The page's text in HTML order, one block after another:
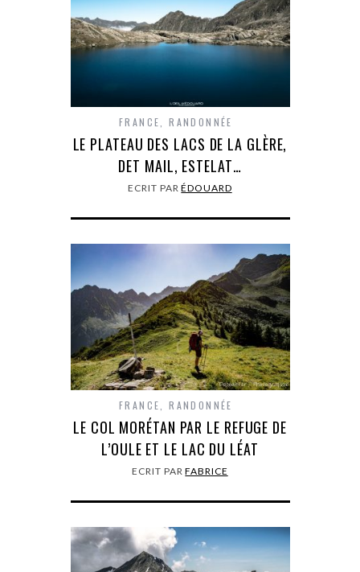
FRANCE,RANDONNÉE
LE PLATEAU DES LACS DE LA GLÈRE,
DET MAIL, ESTELAT…
ECRIT PARÉDOUARD
FRANCE,RANDONNÉE
LE COL MORÉTAN PAR LE REFUGE DE
L’OULE ET LE LAC DU LÉAT
ECRIT PARFABRICE